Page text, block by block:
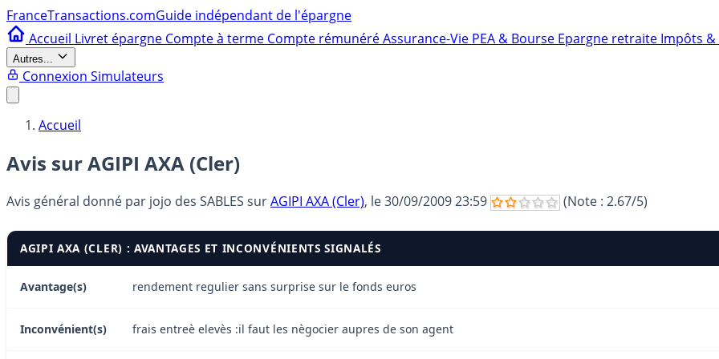
FranceTransactions.comGuide indépendant de l'épargne
Accueil Livret épargne Compte à terme Compte rémunéréAssurance-Vie PEA & Bourse Epargne retraite Impôts &
Autres...
Connexion Simulateurs
Accueil
Avis sur AGIPI AXA (Cler)
Avis général donné par jojo des SABLES surAGIPI AXA (Cler), le30/09/2009 23:59 (Note : 2.67/5)
AGIPI AXA (CLER) : AVANTAGES ET INCONVÉNIENTS SIGNALÉS
Avantage(s) rendement regulier sans surprise sur le fonds euros
Inconvénient(s) frais entreè elevès :il faut les nègocier aupres de son agent